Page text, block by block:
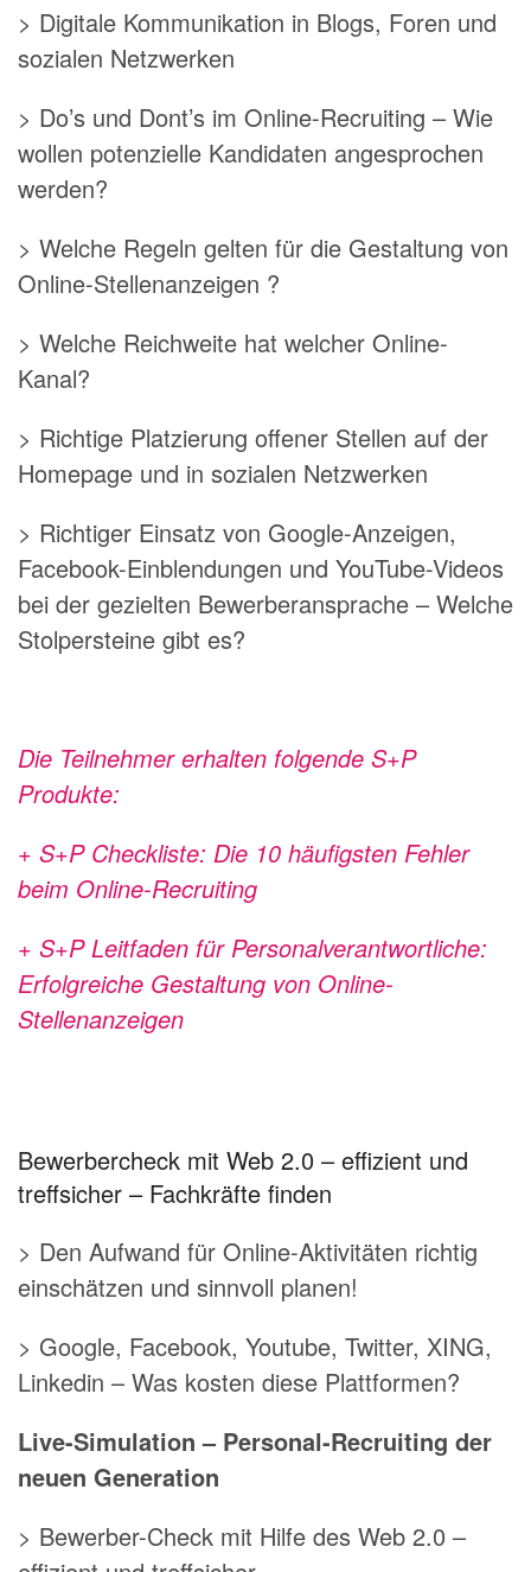
> Digitale Kommunikation in Blogs, Foren und
sozialen Netzwerken
> Do’s und Dont’s im Online-Recruiting – Wie
wollen potenzielle Kandidaten angesprochen
werden?
> Welche Regeln gelten für die Gestaltung von
Online-Stellenanzeigen ?
> Welche Reichweite hat welcher Online-
Kanal?
> Richtige Platzierung offener Stellen auf der
Homepage und in sozialen Netzwerken
> Richtiger Einsatz von Google-Anzeigen,
Facebook-Einblendungen und YouTube-Videos
bei der gezielten Bewerberansprache – Welche
Stolpersteine gibt es?
Die Teilnehmer erhalten folgende S+P
Produkte:
+ S+P Checkliste: Die 10 häufigsten Fehler
beim Online-Recruiting
+ S+P Leitfaden für Personalverantwortliche:
Erfolgreiche Gestaltung von Online-
Stellenanzeigen
Bewerbercheck mit Web 2.0 – effizient und
treffsicher – Fachkräfte finden
> Den Aufwand für Online-Aktivitäten richtig
einschätzen und sinnvoll planen!
> Google, Facebook, Youtube, Twitter, XING,
Linkedin – Was kosten diese Plattformen?
Live-Simulation – Personal-Recruiting der
neuen Generation
> Bewerber-Check mit Hilfe des Web 2.0 –